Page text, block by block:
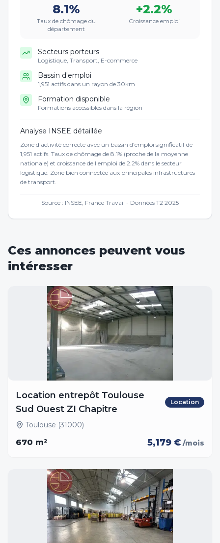
8.1%
Taux de chômage du
département
+2.2%
Croissance emploi
Secteurs porteurs
Logistique, Transport, E-commerce
Bassin d'emploi
1,951 actifs dans un rayon de 30km
Formation disponible
Formations accessibles dans la région
Analyse INSEE détaillée
Zone d'activité correcte avec un bassin d'emploi significatif de
1,951 actifs. Taux de chômage de 8.1% (proche de la moyenne
nationale) et croissance de l'emploi de 2.2% dans le secteur
logistique. Zone bien connectée aux principales infrastructures
de transport.
Source : INSEE, France Travail - Données T2 2025
Ces annonces peuvent vous
intéresser
Location entrepôt Toulouse
Sud Ouest ZI Chapitre
Location
Toulouse (31000)
670 m² 5,179 € /mois